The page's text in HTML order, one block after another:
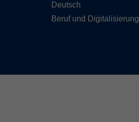
Deutsch
Beruf und Digitalisierung